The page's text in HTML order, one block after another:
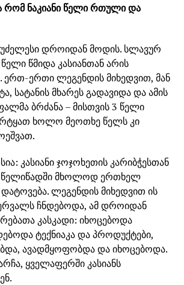
ნაკიანი წელი რთული და
უძელესი დროიდან მოდის. სლავურ
წელი წმიდა კასიანთან არის
ერთ-ერთი ლეგენდის მიხედვით, მან
სატანის მხარეს გადავიდა და ამის
ბრძანა – მისთვის 3 წელი
ხოლო მეოთხე წელს კი
კასიანი ჯოჯოხეთის კარიბჭესთან
წელიწადში მხოლოდ ერთხელ
ლეგენდის მიხედვით ის
ჩნდებოდა, ამ დროიდან
კასკადი: იხოცებოდა
ტექნიაკა და პროდუქტები,
ავადმყოფობდა და იხოცებოდა.
ყველაფერში კასიანს